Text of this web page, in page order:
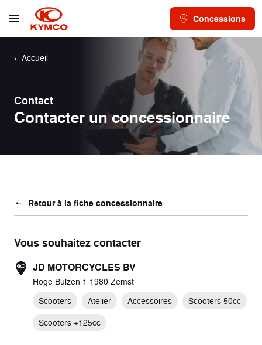
Concessions
Accueil
Contact
Contacter un concessionnaire
Retour à la fiche concessionnaire
Vous souhaitez contacter
JD MOTORCYCLES BV
Hoge Buizen 1 1980 Zemst
Scooters
Atelier Accessoires
Scooters 50cc
Scooters +125cc